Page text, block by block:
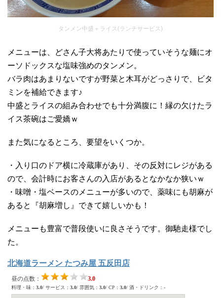
タンメン中盛＋ライス(ランチサービス)
メニューは、どさん子大将あたりで使っていそうな麺にオ
ーソドックスな塩味強めのタンメン。
バラ肉はあまりないですが野菜と木耳がどっさりで、ビタ
ミンを補給できます♪
中盛とライスの組み合わせでも十分満腹に！縁の欠けたラ
イス茶碗はご愛嬌ｗ
また気になるところ、要望をいくつか。
・入り口のドア横に冷蔵庫があり、その反対にレジがある
ので、会計時にお客さんの入店があるとなかなか狭いｗ
・味噌・塩ベースのメニューが多いので、薬味にも胡麻が
あると『胡麻増し』できて嬉しいかも！
メニューも豊富で普段使いに良さそうです。御馳走様でし
た。
北海道ラーメン たつみ屋 五反田店